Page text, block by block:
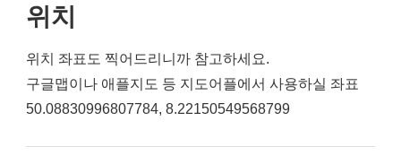
위치
위치 좌표도 찍어드리니까 참고하세요.
구글맵이나 애플지도 등 지도어플에서 사용하실 좌표
50.08830996807784, 8.22150549568799